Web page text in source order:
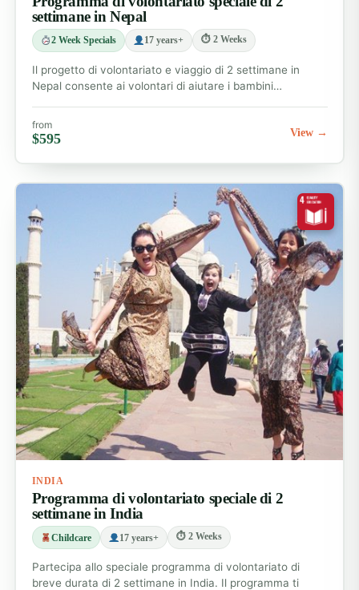
settimane in Nepal
2 Week Specials 17 years+ ⏱ 2 Weeks
Il progetto di volontariato e viaggio di 2 settimane in
Nepal consente ai volontari di aiutare i bambini…
from
$595 View →
INDIA
Programma di volontariato speciale di 2
settimane in India
Childcare 17 years+ ⏱ 2 Weeks
Partecipa allo speciale programma di volontariato di
breve durata di 2 settimane in India. Il programma ti